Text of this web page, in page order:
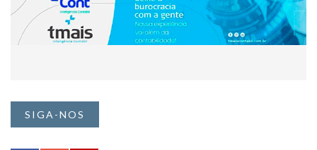
SIGA-NOS